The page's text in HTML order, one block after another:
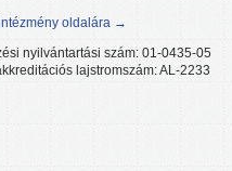
oldalára →
nyilvántartási szám: 01-0435-05
lajstromszám: AL-2233